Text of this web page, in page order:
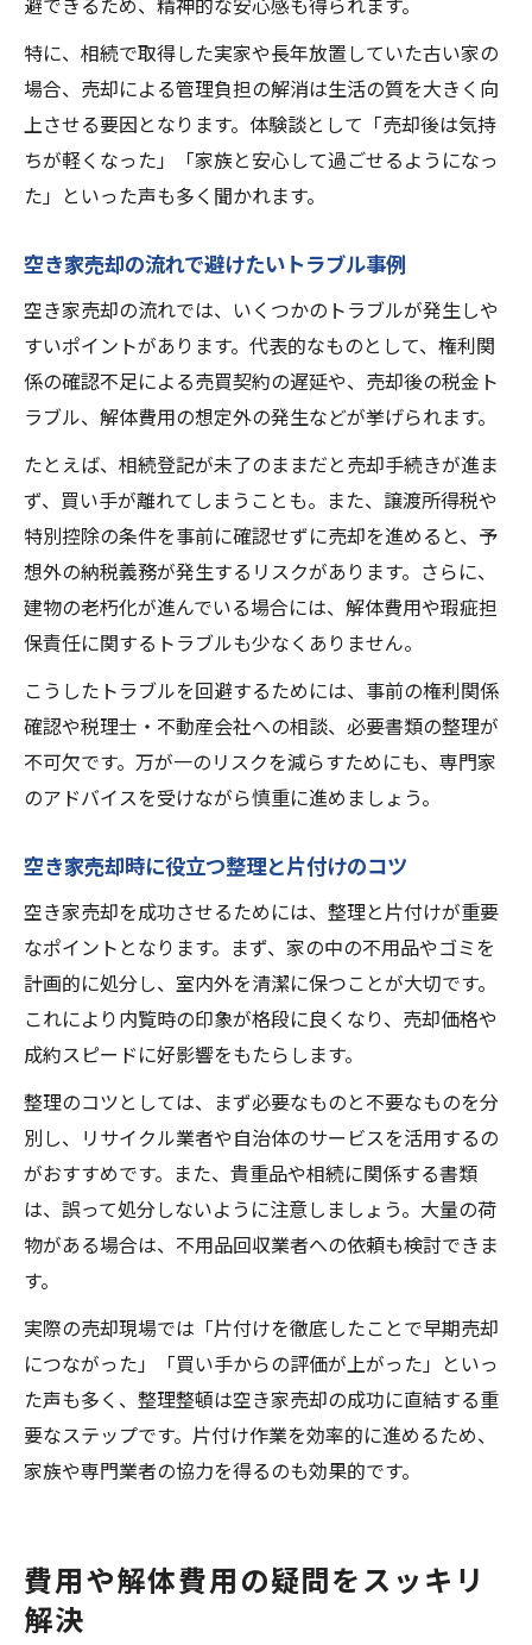
特に、相続で取得した実家や長年放置していた古い家の
場合、売却による管理負担の解消は生活の質を大きく向
上させる要因となります。体験談として「売却後は気持
ちが軽くなった」「家族と安心して過ごせるようになっ
た」といった声も多く聞かれます。
空き家売却の流れで避けたいトラブル事例
空き家売却の流れでは、いくつかのトラブルが発生しや
すいポイントがあります。代表的なものとして、権利関
係の確認不足による売買契約の遅延や、売却後の税金ト
ラブル、解体費用の想定外の発生などが挙げられます。
たとえば、相続登記が未了のままだと売却手続きが進ま
ず、買い手が離れてしまうことも。また、譲渡所得税や
特別控除の条件を事前に確認せずに売却を進めると、予
想外の納税義務が発生するリスクがあります。さらに、
建物の老朽化が進んでいる場合には、解体費用や瑕疵担
保責任に関するトラブルも少なくありません。
こうしたトラブルを回避するためには、事前の権利関係
確認や税理士・不動産会社への相談、必要書類の整理が
不可欠です。万が一のリスクを減らすためにも、専門家
のアドバイスを受けながら慎重に進めましょう。
空き家売却時に役立つ整理と片付けのコツ
空き家売却を成功させるためには、整理と片付けが重要
なポイントとなります。まず、家の中の不用品やゴミを
計画的に処分し、室内外を清潔に保つことが大切です。
これにより内覧時の印象が格段に良くなり、売却価格や
成約スピードに好影響をもたらします。
整理のコツとしては、まず必要なものと不要なものを分
別し、リサイクル業者や自治体のサービスを活用するの
がおすすめです。また、貴重品や相続に関係する書類
は、誤って処分しないように注意しましょう。大量の荷
物がある場合は、不用品回収業者への依頼も検討できま
す。
実際の売却現場では「片付けを徹底したことで早期売却
につながった」「買い手からの評価が上がった」といっ
た声も多く、整理整頓は空き家売却の成功に直結する重
要なステップです。片付け作業を効率的に進めるため、
家族や専門業者の協力を得るのも効果的です。
費用や解体費用の疑問をスッキリ
解決